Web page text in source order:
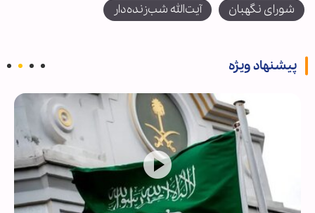
شورای نگهبان آیت‌الله شب‌زنده‌دار
پیشنهاد ویژه